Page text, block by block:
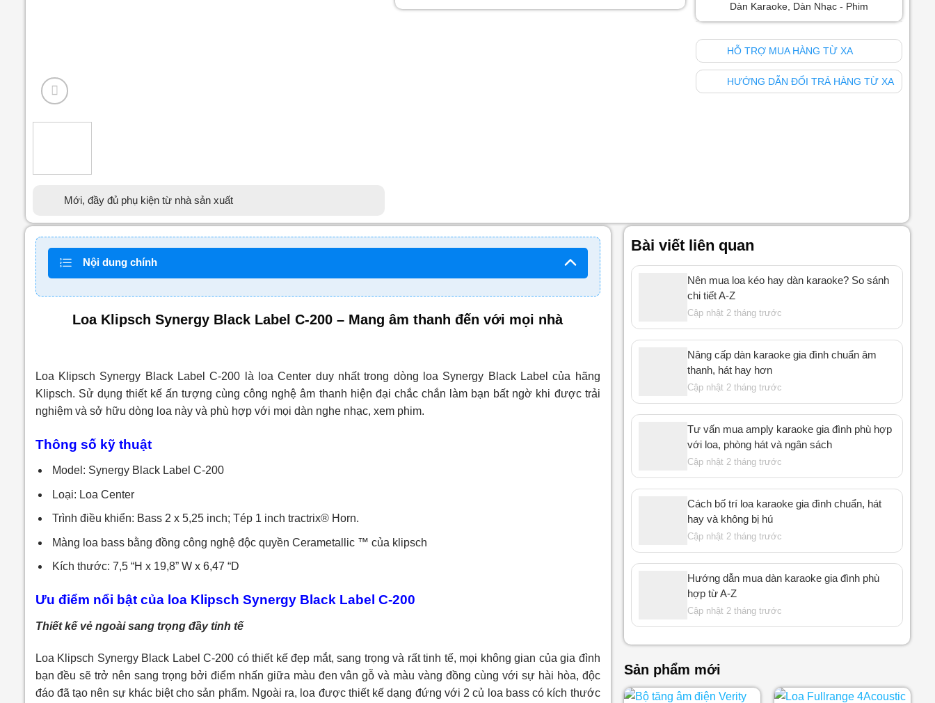
Mới, đầy đủ phụ kiện từ nhà sản xuất
Dàn Karaoke, Dàn Nhạc - Phim
HỖ TRỢ MUA HÀNG TỪ XA
HƯỚNG DẪN ĐỔI TRẢ HÀNG TỪ XA
Nội dung chính
Loa Klipsch Synergy Black Label C-200 – Mang âm thanh đến với mọi nhà
Loa Klipsch Synergy Black Label C-200 là loa Center duy nhất trong dòng loa Synergy Black Label của hãng
Klipsch. Sử dụng thiết kế ấn tượng cùng công nghệ âm thanh hiện đại chắc chắn làm bạn bất ngờ khi được trải
nghiệm và sở hữu dòng loa này và phù hợp với mọi dàn nghe nhạc, xem phim.
Thông số kỹ thuật
Model: Synergy Black Label C-200
Loại: Loa Center
Trình điều khiển: Bass 2 x 5,25 inch; Tép 1 inch tractrix® Horn.
Màng loa bass bằng đồng công nghệ độc quyền Cerametallic ™ của klipsch
Kích thước: 7,5 “H x 19,8” W x 6,47 “D
Ưu điểm nổi bật của loa Klipsch Synergy Black Label C-200
Thiết kế vẻ ngoài sang trọng đầy tinh tế
Loa Klipsch Synergy Black Label C-200 có thiết kế đẹp mắt, sang trọng và rất tinh tế, mọi không gian của gia đình
bạn đều sẽ trở nên sang trọng bởi điểm nhấn giữa màu đen vân gỗ và màu vàng đồng cùng với sự hài hòa, độc
đáo đã tạo nên sự khác biệt cho sản phẩm. Ngoài ra, loa được thiết kế dạng đứng với 2 củ loa bass có kích thước
Bài viết liên quan
Nên mua loa kéo hay dàn karaoke? So sánh
chi tiết A-Z
Cập nhật 2 tháng trước
Nâng cấp dàn karaoke gia đình chuẩn âm
thanh, hát hay hơn
Cập nhật 2 tháng trước
Tư vấn mua amply karaoke gia đình phù hợp
với loa, phòng hát và ngân sách
Cập nhật 2 tháng trước
Cách bố trí loa karaoke gia đình chuẩn, hát
hay và không bị hú
Cập nhật 2 tháng trước
Hướng dẫn mua dàn karaoke gia đình phù
hợp từ A-Z
Cập nhật 2 tháng trước
Sản phẩm mới